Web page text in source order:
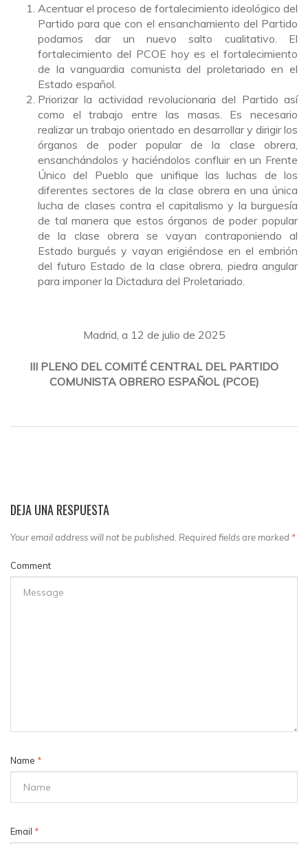
Acentuar el proceso de fortalecimiento ideológico del
Partido para que con el ensanchamiento del Partido
podamos dar un nuevo salto cualitativo. El
fortalecimiento del PCOE hoy es el fortalecimiento
de la vanguardia comunista del proletariado en el
Estado español.
Priorizar la actividad revolucionaria del Partido así
como el trabajo entre las masas. Es necesario
realizar un trabajo orientado en desarrollar y dirigir los
órganos de poder popular de la clase obrera,
ensanchándolos y haciéndolos confluir en un Frente
Único del Pueblo que unifique las luchas de los
diferentes sectores de la clase obrera en una única
lucha de clases contra el capitalismo y la burguesía
de tal manera que estos órganos de poder popular
de la clase obrera se vayan contraponiendo al
Estado burgués y vayan erigiéndose en el embrión
del futuro Estado de la clase obrera, piedra angular
para imponer la Dictadura del Proletariado.
Madrid, a 12 de julio de 2025
III PLENO DEL COMITÉ CENTRAL DEL PARTIDO
COMUNISTA OBRERO ESPAÑOL (PCOE)
DEJA UNA RESPUESTA
Your email address will not be published. Required fields are marked *
Comment
Name *
Email *